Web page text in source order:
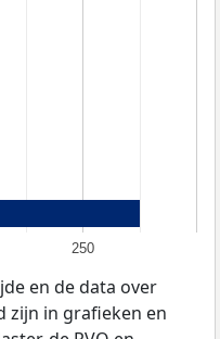
250
en de data over
zijn in grafieken en